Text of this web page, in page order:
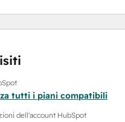
tutti i piani compatibili
dell'account HubSpot